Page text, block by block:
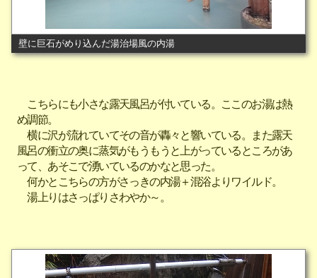
壁に巨石がめり込んだ湯治場風の内湯
こちらにも小さな露天風呂が付いている。ここのお湯は熱
め調節。
横に沢が流れていてその音が轟々と響いている。また露天
風呂の衝立の奥に蒸気がもうもうと上がっているところがあ
って、あそこで湧いているのかなと思った。
何かとこちらの方がさっきの内湯＋混浴よりワイルド。
湯上りはさっぱりさわやか～。